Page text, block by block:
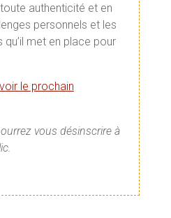
authenticité et en
personnels et les
met en place pour
le prochain
vous désinscrire à